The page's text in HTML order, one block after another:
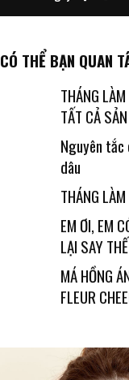
CÓ THỂ BẠN QUAN
THÁNG
TẤT CẢ
Nguyên
dâu
THÁNG
EM ƠI, EM
LẠI SAY
MÁ HỒNG
FLEUR